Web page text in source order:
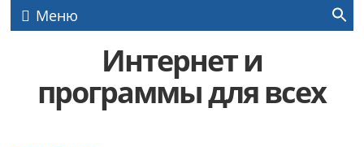
Меню
Интернет и
программы для всех